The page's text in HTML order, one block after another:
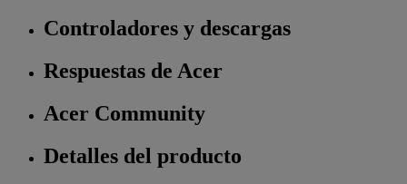
Controladores y descargas
Respuestas de Acer
Acer Community
Detalles del producto